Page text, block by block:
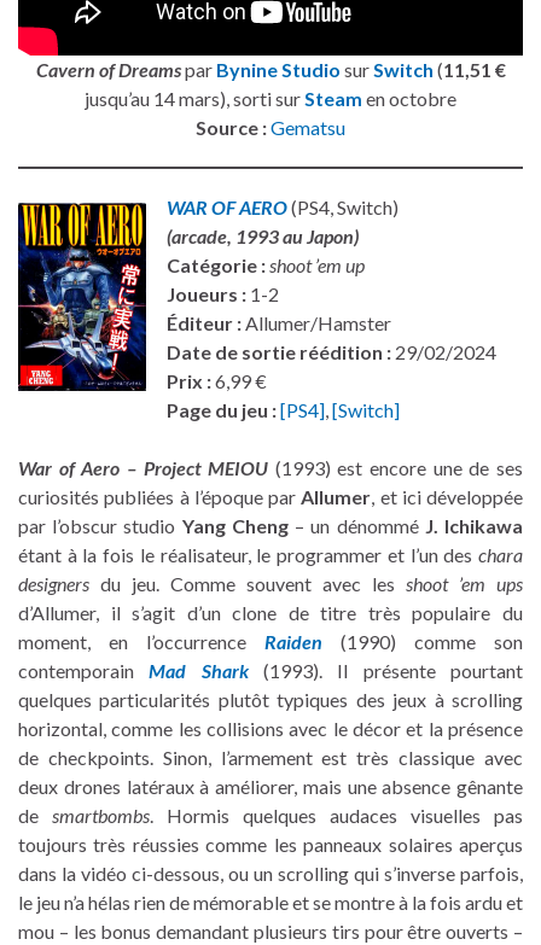
Cavern of Dreamspar Bynine Studio surSwitch (11,51 €
jusqu’au 14 mars), sorti surSteam en octobre
Source :Gematsu
WAR OF AERO(PS4, Switch)
(arcade, 1993 au Japon)
Catégorie :shoot ’em up
Joueurs : 1-2
Éditeur :Allumer/Hamster
Date de sortie réédition : 29/02/2024
Prix :6,99 €
Page du jeu :[PS4],[Switch]
War of Aero – Project MEIOU (1993) est encore une de ses
curiosités publiées à l’époque parAllumer, et ici développée
par l’obscur studio Yang Cheng– un dénommé J. Ichikawa
étant à la fois le réalisateur, le programmer et l’un des chara
designers du jeu. Comme souvent avec les shoot ’em ups
d’Allumer, il s’agit d’un clone de titre très populaire du
moment, en l’occurrence Raiden (1990) comme son
contemporainMad Shark(1993). Il présente pourtant
quelques particularités plutôt typiques des jeux à scrolling
horizontal, comme les collisions avec le décor et la présence
de checkpoints. Sinon, l’armement est très classique avec
deux drones latéraux à améliorer, mais une absence gênante
de smartbombs. Hormis quelques audaces visuelles pas
toujours très réussies comme les panneaux solaires aperçus
dans la vidéo ci-dessous, ou un scrolling qui s’inverse parfois,
le jeu n’a hélas rien de mémorable et se montre à la fois ardu et
mou – les bonus demandant plusieurs tirs pour être ouverts –